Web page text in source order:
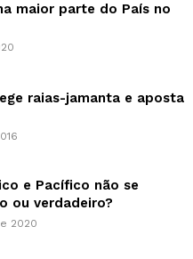
maior parte do País no
raias-jamanta e aposta
e Pacífico não se
ou verdadeiro?
2020